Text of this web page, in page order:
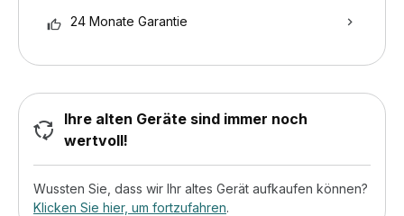
24 Monate Garantie
Ihre alten Geräte sind immer noch
wertvoll!
Wussten Sie, dass wir Ihr altes Gerät aufkaufen können?
Klicken Sie hier, um fortzufahren.